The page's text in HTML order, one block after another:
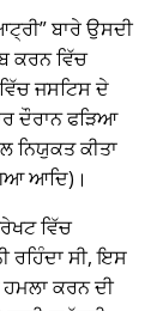
ਬਾਰੇ ਉਸਦੀ
ਕਰਨ ਵਿੱਚ
ਜਸਟਿਸ ਦੇ
ਦੌਰਾਨ ਫੜਿਆ
ਨਿਯੁਕਤ ਕੀਤਾ
ਆਦਿ)।
ਵਿੱਚ
ਰਹਿੰਦਾ ਸੀ, ਇਸ
ਕਰਨ ਦੀ